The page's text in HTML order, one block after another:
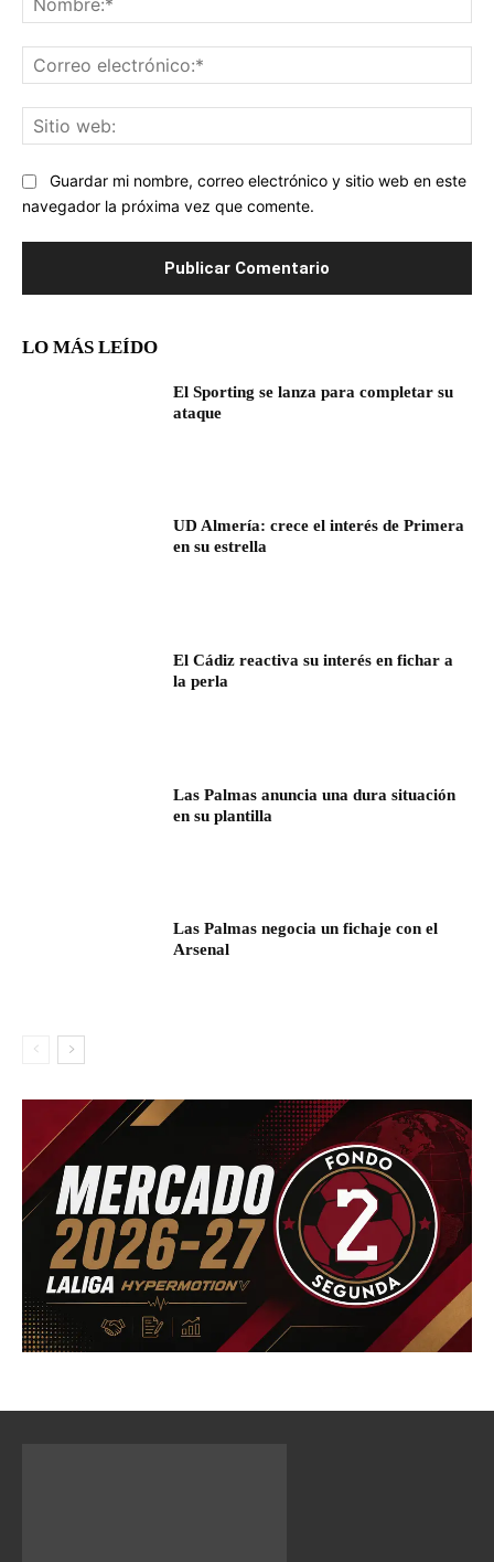
Guardar mi nombre, correo electrónico y sitio web en este
navegador la próxima vez que comente.
LO MÁS LEÍDO
El Sporting se lanza para completar su
ataque
UD Almería: crece el interés de Primera
en su estrella
El Cádiz reactiva su interés en fichar a
la perla
Las Palmas anuncia una dura situación
en su plantilla
Las Palmas negocia un fichaje con el
Arsenal